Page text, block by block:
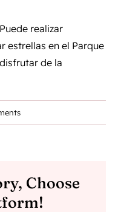
realizar
estrellas en el Parque
de la
Choose